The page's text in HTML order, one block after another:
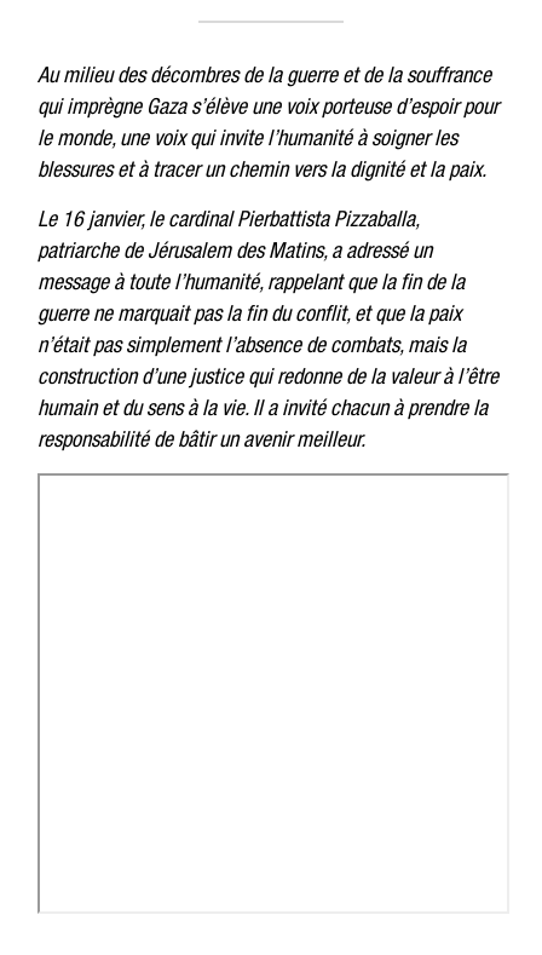
Au milieu des décombres de la guerre et de la souffrance
qui imprègne Gaza s’élève une voix porteuse d’espoir pour
le monde, une voix qui invite l’humanité à soigner les
blessures et à tracer un chemin vers la dignité et la paix.
Le 16 janvier, le cardinal Pierbattista Pizzaballa,
patriarche de Jérusalem des Matins, a adressé un
message à toute l’humanité, rappelant que la fin de la
guerre ne marquait pas la fin du conflit, et que la paix
n’était pas simplement l’absence de combats, mais la
construction d’une justice qui redonne de la valeur à l’être
humain et du sens à la vie. Il a invité chacun à prendre la
responsabilité de bâtir un avenir meilleur.